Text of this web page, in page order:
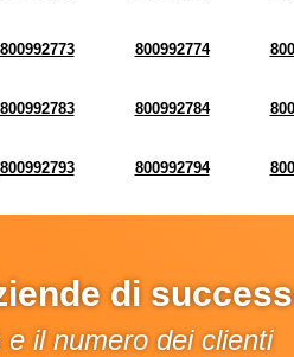
800992773 800992774
800992783 800992784
800992793 800992794
di
il numero dei clienti